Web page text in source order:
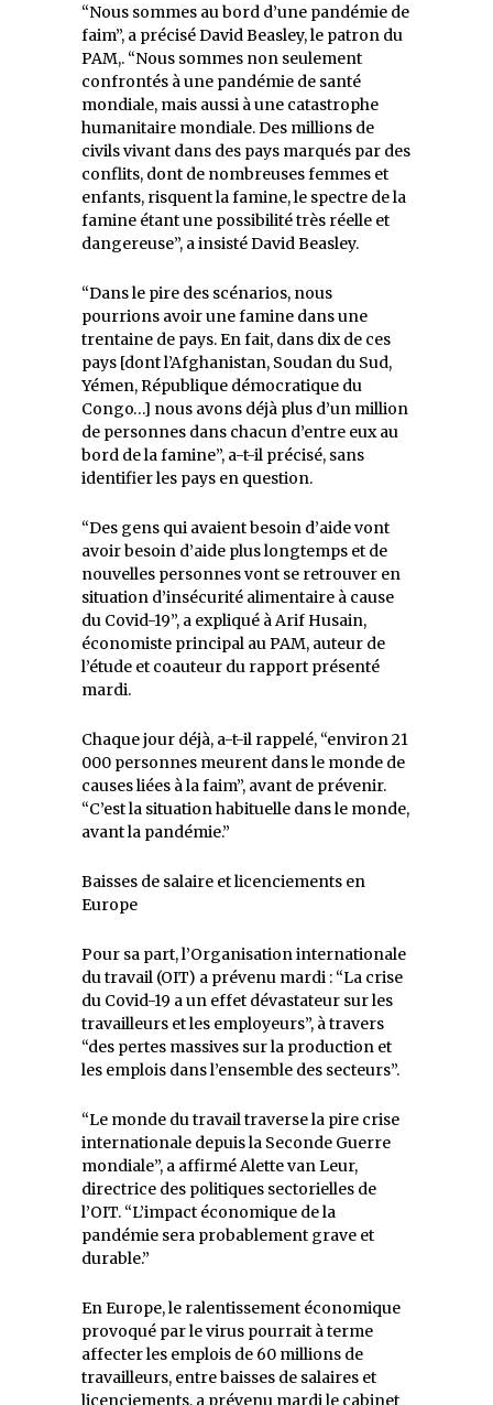
“Nous sommes au bord d’une pandémie de
faim”, a précisé David Beasley, le patron du
PAM,. “Nous sommes non seulement
confrontés à une pandémie de santé
mondiale, mais aussi à une catastrophe
humanitaire mondiale. Des millions de
civils vivant dans des pays marqués par des
conflits, dont de nombreuses femmes et
enfants, risquent la famine, le spectre de la
famine étant une possibilité très réelle et
dangereuse”, a insisté David Beasley.
“Dans le pire des scénarios, nous
pourrions avoir une famine dans une
trentaine de pays. En fait, dans dix de ces
pays [dont l’Afghanistan, Soudan du Sud,
Yémen, République démocratique du
Congo…] nous avons déjà plus d’un million
de personnes dans chacun d’entre eux au
bord de la famine”, a-t-il précisé, sans
identifier les pays en question.
“Des gens qui avaient besoin d’aide vont
avoir besoin d’aide plus longtemps et de
nouvelles personnes vont se retrouver en
situation d’insécurité alimentaire à cause
du Covid-19”, a expliqué à Arif Husain,
économiste principal au PAM, auteur de
l’étude et coauteur du rapport présenté
mardi.
Chaque jour déjà, a-t-il rappelé, “environ 21
000 personnes meurent dans le monde de
causes liées à la faim”, avant de prévenir.
“C’est la situation habituelle dans le monde,
avant la pandémie.”
Baisses de salaire et licenciements en
Europe
Pour sa part, l’Organisation internationale
du travail (OIT) a prévenu mardi : “La crise
du Covid-19 a un effet dévastateur sur les
travailleurs et les employeurs”, à travers
“des pertes massives sur la production et
les emplois dans l’ensemble des secteurs”.
“Le monde du travail traverse la pire crise
internationale depuis la Seconde Guerre
mondiale”, a affirmé Alette van Leur,
directrice des politiques sectorielles de
l’OIT. “L’impact économique de la
pandémie sera probablement grave et
durable.”
En Europe, le ralentissement économique
provoqué par le virus pourrait à terme
affecter les emplois de 60 millions de
travailleurs, entre baisses de salaires et
licenciements, a prévenu mardi le cabinet